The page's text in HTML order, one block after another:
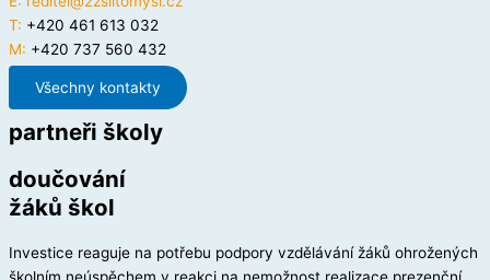
T: +420 461 613 032
M: +420 737 560 432
Všechny kontakty
partneři školy
doučování
žáků škol
Investice reaguje na potřebu podpory vzdělávání žáků ohrožených